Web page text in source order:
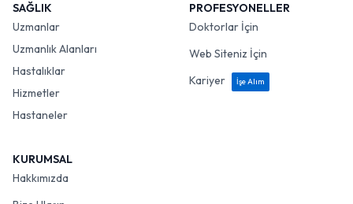
SAĞLIK
Uzmanlar
Uzmanlık Alanları
Hastalıklar
Hizmetler
Hastaneler
PROFESYONELLER
Doktorlar İçin
Web Siteniz İçin
Kariyer
İşe Alım
KURUMSAL
Hakkımızda